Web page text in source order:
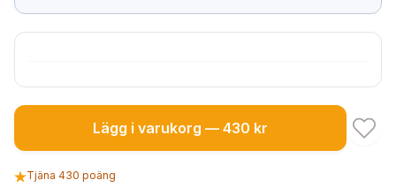
Lägg i varukorg — 430 kr
Tjäna 430 poäng